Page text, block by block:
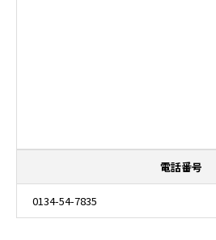
電話番号
0134-54-7835